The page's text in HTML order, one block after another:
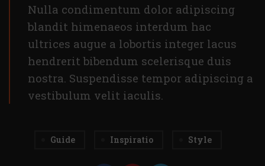
Nulla condimentum dolor adipiscing
blandit himenaeos interdum hac
ultrices augue a lobortis integer lacus
hendrerit bibendum scelerisque duis
nostra. Suspendisse tempor adipiscing a
vestibulum velit iaculis.
Guide Inspiratio Style